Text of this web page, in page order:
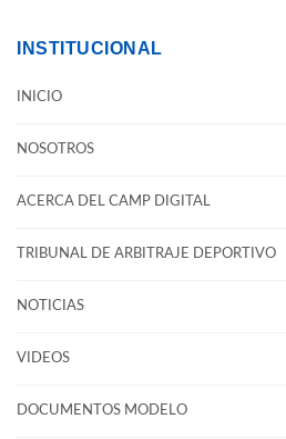
INSTITUCIONAL
INICIO
NOSOTROS
ACERCA DEL CAMP DIGITAL
TRIBUNAL DE ARBITRAJE DEPORTIVO
NOTICIAS
VIDEOS
DOCUMENTOS MODELO